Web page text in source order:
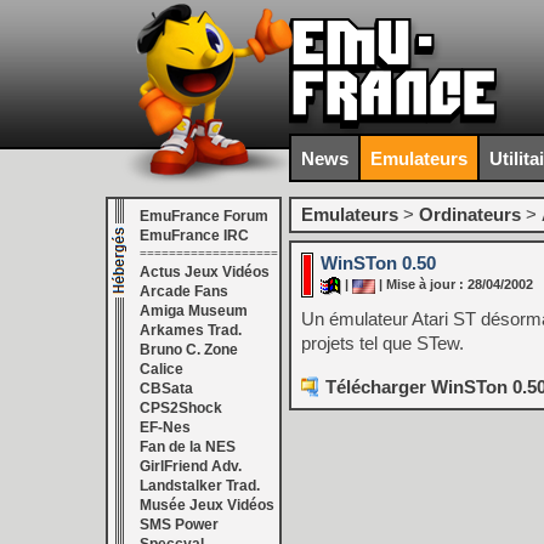
News Emulateurs
EmuFrance Forum
EmuFrance IRC
===================
Actus Jeux Vidéos
Arcade Fans
Amiga Museum
Arkames Trad.
Bruno C. Zone
Calice
CBSata
CPS2Shock
EF-Nes
Fan de la NES
GirlFriend Adv.
Landstalker Trad.
Musée Jeux Vidéos
SMS Power
Emulateurs > Ordinateurs >
WinSTon 0.50
| Mise à jour : 28/04/2002
Un émulateur Atari ST
projets tel que STew.
Télécharger WinSTon